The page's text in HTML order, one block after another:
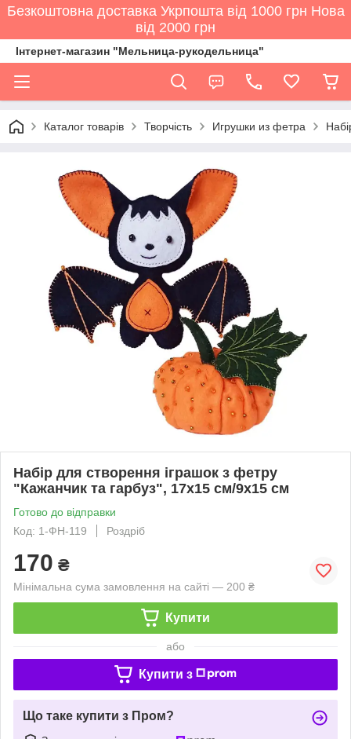
Безкоштовна доставка Укрпошта від 1000 грн Нова
від 2000 грн
Інтернет-магазин "Мельница-рукодельница"
Каталог товарів Творчість Игрушки из фетра
Набір для створення іграшок з фетру
"Кажанчик та гарбуз", 17х15 см/9х15 см
Готово до відправки
Код: 1-ФН-119
Роздріб
170 ₴
Мінімальна сума замовлення на сайті — 200 ₴
Купити
або
Купити з
Що таке купити з Пром?